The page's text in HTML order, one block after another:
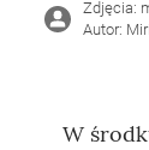
Zdjęcia:
Autor:
W